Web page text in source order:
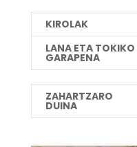
KIROLAK
LANA ETA TOKIKO
GARAPENA
ZAHARTZARO
DUINA